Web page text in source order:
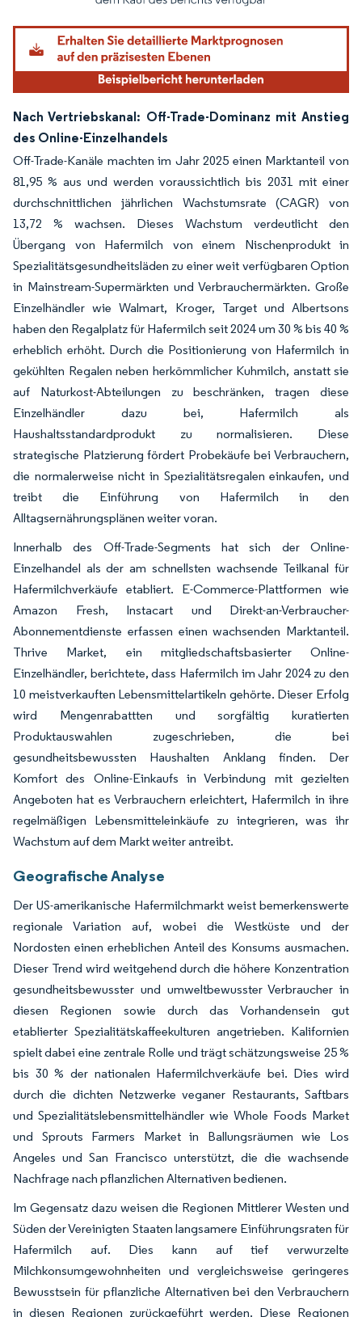
Nach Vertriebskanal: Off-Trade-Dominanz mit Anstieg
des Online-Einzelhandels
Off-Trade-Kanäle machten im Jahr 2025 einen Marktanteil von
81,95 % aus und werden voraussichtlich bis 2031 mit einer
durchschnittlichen jährlichen Wachstumsrate (CAGR) von
13,72 % wachsen. Dieses Wachstum verdeutlicht den
Übergang von Hafermilch von einem Nischenprodukt in
Spezialitätsgesundheitsläden zu einer weit verfügbaren Option
in Mainstream-Supermärkten und Verbrauchermärkten. Große
Einzelhändler wie Walmart, Kroger, Target und Albertsons
haben den Regalplatz für Hafermilch seit 2024 um 30 % bis 40 %
erheblich erhöht. Durch die Positionierung von Hafermilch in
gekühlten Regalen neben herkömmlicher Kuhmilch, anstatt sie
auf Naturkost-Abteilungen zu beschränken, tragen diese
Einzelhändler dazu bei, Hafermilch als
Haushaltsstandardprodukt zu normalisieren. Diese
strategische Platzierung fördert Probekäufe bei Verbrauchern,
die normalerweise nicht in Spezialitätsregalen einkaufen, und
treibt die Einführung von Hafermilch in den
Alltagsernährungsplänen weiter voran.
Innerhalb des Off-Trade-Segments hat sich der Online-
Einzelhandel als der am schnellsten wachsende Teilkanal für
Hafermilchverkäufe etabliert. E-Commerce-Plattformen wie
Amazon Fresh, Instacart und Direkt-an-Verbraucher-
Abonnementdienste erfassen einen wachsenden Marktanteil.
Thrive Market, ein mitgliedschaftsbasierter Online-
Einzelhändler, berichtete, dass Hafermilch im Jahr 2024 zu den
10 meistverkauften Lebensmittelartikeln gehörte. Dieser Erfolg
wird Mengenrabattten und sorgfältig kuratierten
Produktauswahlen zugeschrieben, die bei
gesundheitsbewussten Haushalten Anklang finden. Der
Komfort des Online-Einkaufs in Verbindung mit gezielten
Angeboten hat es Verbrauchern erleichtert, Hafermilch in ihre
regelmäßigen Lebensmitteleinkäufe zu integrieren, was ihr
Wachstum auf dem Markt weiter antreibt.
Geografische Analyse
Der US-amerikanische Hafermilchmarkt weist bemerkenswerte
regionale Variation auf, wobei die Westküste und der
Nordosten einen erheblichen Anteil des Konsums ausmachen.
Dieser Trend wird weitgehend durch die höhere Konzentration
gesundheitsbewusster und umweltbewusster Verbraucher in
diesen Regionen sowie durch das Vorhandensein gut
etablierter Spezialitätskaffeekulturen angetrieben. Kalifornien
spielt dabei eine zentrale Rolle und trägt schätzungsweise 25 %
bis 30 % der nationalen Hafermilchverkäufe bei. Dies wird
durch die dichten Netzwerke veganer Restaurants, Saftbars
und Spezialitätslebensmittelhändler wie Whole Foods Market
und Sprouts Farmers Market in Ballungsräumen wie Los
Angeles und San Francisco unterstützt, die die wachsende
Nachfrage nach pflanzlichen Alternativen bedienen.
Im Gegensatz dazu weisen die Regionen Mittlerer Westen und
Süden der Vereinigten Staaten langsamere Einführungsraten für
Hafermilch auf. Dies kann auf tief verwurzelte
Milchkonsumgewohnheiten und vergleichsweise geringeres
Bewusstsein für pflanzliche Alternativen bei den Verbrauchern
in diesen Regionen zurückgeführt werden. Diese Regionen